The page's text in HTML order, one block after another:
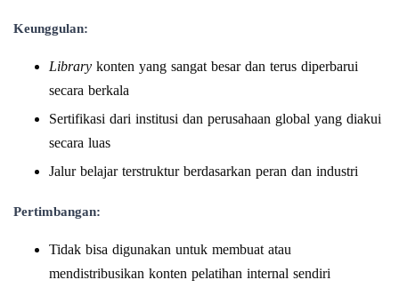
Keunggulan:
Library konten yang sangat besar dan terus diperbarui
secara berkala
Sertifikasi dari institusi dan perusahaan global yang diakui
secara luas
Jalur belajar terstruktur berdasarkan peran dan industri
Pertimbangan:
Tidak bisa digunakan untuk membuat atau
mendistribusikan konten pelatihan internal sendiri